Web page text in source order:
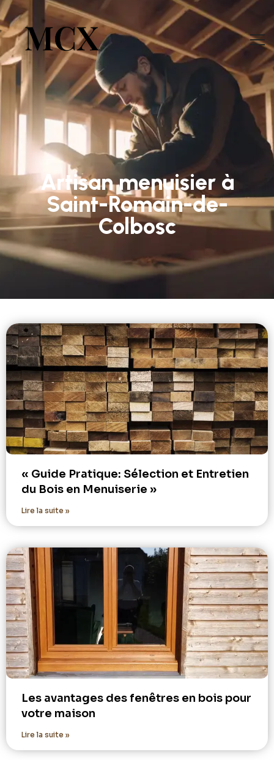
Artisan menuisier à
Saint-Romain-de-
Colbosc
« Guide Pratique: Sélection et Entretien
du Bois en Menuiserie »
Lire la suite »
Les avantages des fenêtres en bois pour
votre maison
Lire la suite »